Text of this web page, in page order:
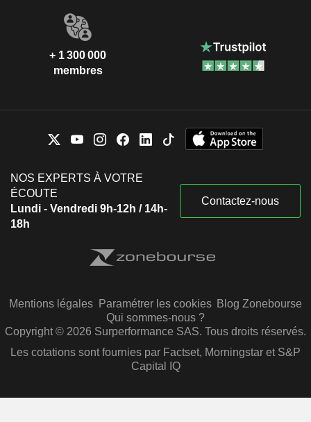
+ 1 300 000
membres
NOS EXPERTS À VOTRE
ÉCOUTE
Lundi - Vendredi 9h-12h / 14h-
18h
Contactez-nous
Mentions légales Paramétrer les cookies Blog Zonebourse
Qui sommes-nous ?
Copyright © 2026 Surperformance SAS. Tous droits réservés.
Les cotations sont fournies par Factset, Morningstar et S&P
Capital IQ